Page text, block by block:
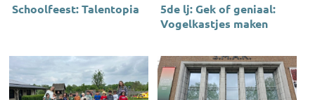
Schoolfeest: Talentopia
5de lj: Gek of geniaal:
Vogelkastjes maken